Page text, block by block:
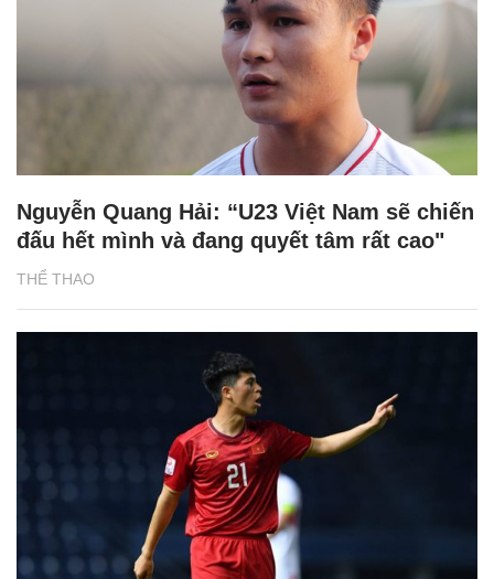
THỂ THAO
Nguyễn Quang Hải: “U23 Việt Nam sẽ chiến
đấu hết mình và đang quyết tâm rất cao"